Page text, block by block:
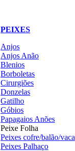
PEIXES
Anjos
Anjos Anão
Blenios
Borboletas
Cirurgiões
Donzelas
Gatilho
Góbios
Papagaios Anões
Peixe Folha
Peixes cofre/balão/vaca
Peixes Palhaço